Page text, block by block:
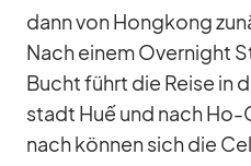
dann von Hong­kong
Nach ei­nem Over­night
Bucht führt die Reise in
stadt Huế und nach
nach kön­nen sich die